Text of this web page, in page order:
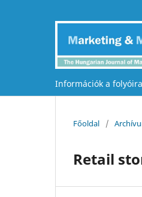
Információk a
Főoldal /
Retail